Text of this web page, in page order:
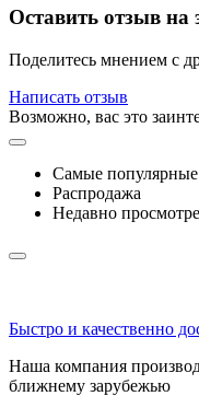
Оставить отзыв на
Поделитесь мнением с
Написать отзыв
Возможно, вас это
Самые популярные
Распродажа
Недавно
Быстро и качественно
Наша компания
ближнему зарубежью